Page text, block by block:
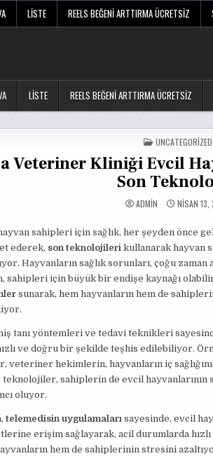
LISTE REELS BEĞENI ARTTIRMA ÜCRETSIZ
LISTE REELS BEĞENI ARTTIRMA ÜCRETSIZ
POSTED
IN
UNCATEGORIZED
Veteriner Kliniği Evcil
Son
ADMIN NISAN
sahipleri için sağlık, her şeyden önce
ederek, son teknolojilerikullanarak hayvan
Hayvanların sağlık sorunları, çoğu
sahipleri için büyük bir endişe kaynağı
sunarak, hem hayvanların hem de
tanı yöntemleri ve tedavi teknikleri
ve doğru bir şekilde teşhis edilebiliyor.
veteriner hekimlerin, hayvanların iç
sahiplerin de evcil hayvanlarının
oluyor.
telemedisin uygulamalarısayesinde, evcil
erişim sağlayarak, acil durumlarda
hem de sahiplerinin stresini